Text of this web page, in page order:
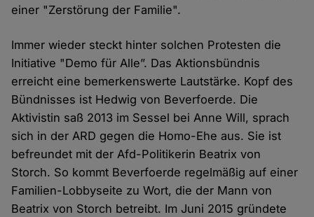
einer "Zerstörung der Familie".
Immer wieder steckt hinter solchen Protesten die
Initiative "Demo für Alle”. Das Aktionsbündnis
erreicht eine bemerkenswerte Lautstärke. Kopf des
Bündnisses ist Hedwig von Beverfoerde. Die
Aktivistin saß 2013 im Sessel bei Anne Will, sprach
sich in der ARD gegen die Homo-Ehe aus. Sie ist
befreundet mit der Afd-Politikerin Beatrix von
Storch. So kommt Beverfoerde regelmäßig auf einer
Familien-Lobbyseite zu Wort, die der Mann von
Beatrix von Storch betreibt. Im Juni 2015 gründete